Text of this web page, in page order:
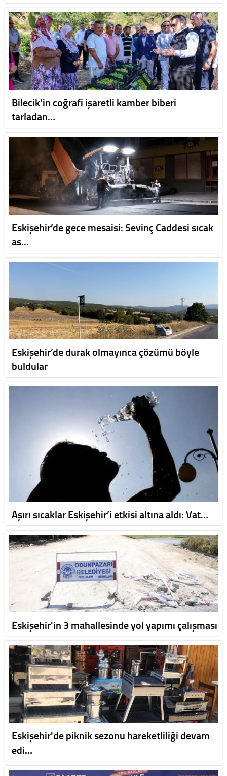
Bilecik’in coğrafi işaretli kamber biberi
tarladan…
Eskişehir’de gece mesaisi: Sevinç Caddesi sıcak
as…
Eskişehir’de durak olmayınca çözümü böyle
buldular
Aşırı sıcaklar Eskişehir’i etkisi altına aldı: Vat…
Eskişehir'in 3 mahallesinde yol yapımı çalışması
Eskişehir'de piknik sezonu hareketliliği devam
edi…